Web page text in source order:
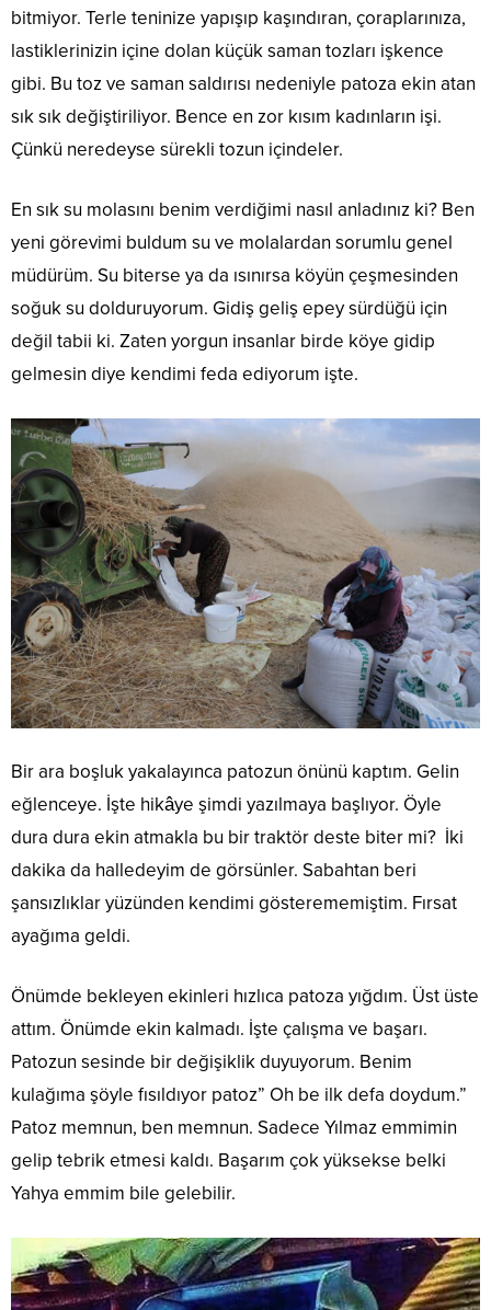
bitmiyor. Terle teninize yapışıp kaşındıran, çoraplarınıza,
lastiklerinizin içine dolan küçük saman tozları işkence
gibi. Bu toz ve saman saldırısı nedeniyle patoza ekin atan
sık sık değiştiriliyor. Bence en zor kısım kadınların işi.
Çünkü neredeyse sürekli tozun içindeler.
En sık su molasını benim verdiğimi nasıl anladınız ki? Ben
yeni görevimi buldum su ve molalardan sorumlu genel
müdürüm. Su biterse ya da ısınırsa köyün çeşmesinden
soğuk su dolduruyorum. Gidiş geliş epey sürdüğü için
değil tabii ki. Zaten yorgun insanlar birde köye gidip
gelmesin diye kendimi feda ediyorum işte.
Bir ara boşluk yakalayınca patozun önünü kaptım. Gelin
eğlenceye. İşte hikâye şimdi yazılmaya başlıyor. Öyle
dura dura ekin atmakla bu bir traktör deste biter mi? İki
dakika da halledeyim de görsünler. Sabahtan beri
şansızlıklar yüzünden kendimi gösterememiştim. Fırsat
ayağıma geldi.
Önümde bekleyen ekinleri hızlıca patoza yığdım. Üst üste
attım. Önümde ekin kalmadı. İşte çalışma ve başarı.
Patozun sesinde bir değişiklik duyuyorum. Benim
kulağıma şöyle fısıldıyor patoz” Oh be ilk defa doydum.”
Patoz memnun, ben memnun. Sadece Yılmaz emmimin
gelip tebrik etmesi kaldı. Başarım çok yüksekse belki
Yahya emmim bile gelebilir.